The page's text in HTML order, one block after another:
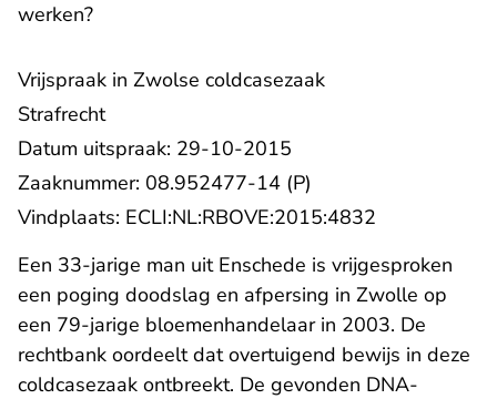
werken?
Vrijspraak in Zwolse coldcasezaak
Strafrecht
Datum uitspraak: 29-10-2015
Zaaknummer: 08.952477-14 (P)
Vindplaats: ECLI:NL:RBOVE:2015:4832
Een 33-jarige man uit Enschede is vrijgesproken
een poging doodslag en afpersing in Zwolle op
een 79-jarige bloemenhandelaar in 2003. De
rechtbank oordeelt dat overtuigend bewijs in deze
coldcasezaak ontbreekt. De gevonden DNA-